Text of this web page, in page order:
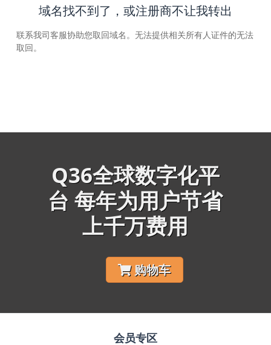
域名找不到了，或注册商不让我转出
联系我司客服协助您取回域名。无法提供相关所有人证件的无法
取回。
Q36全球数字化平
台 每年为用户节省
上千万费用
购物车
会员专区